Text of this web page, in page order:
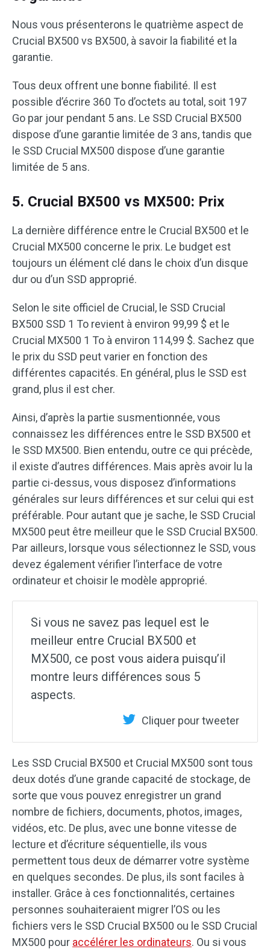
Nous vous présenterons le quatrième aspect de
Crucial BX500 vs BX500, à savoir la fiabilité et la
garantie.
Tous deux offrent une bonne fiabilité. Il est
possible d’écrire 360 To d’octets au total, soit 197
Go par jour pendant 5 ans. Le SSD Crucial BX500
dispose d’une garantie limitée de 3 ans, tandis que
le SSD Crucial MX500 dispose d’une garantie
limitée de 5 ans.
5. Crucial BX500 vs MX500: Prix
La dernière différence entre le Crucial BX500 et le
Crucial MX500 concerne le prix. Le budget est
toujours un élément clé dans le choix d’un disque
dur ou d’un SSD approprié.
Selon le site officiel de Crucial, le SSD Crucial
BX500 SSD 1 To revient à environ 99,99 $ et le
Crucial MX500 1 To à environ 114,99 $. Sachez que
le prix du SSD peut varier en fonction des
différentes capacités. En général, plus le SSD est
grand, plus il est cher.
Ainsi, d’après la partie susmentionnée, vous
connaissez les différences entre le SSD BX500 et
le SSD MX500. Bien entendu, outre ce qui précède,
il existe d’autres différences. Mais après avoir lu la
partie ci-dessus, vous disposez d’informations
générales sur leurs différences et sur celui qui est
préférable. Pour autant que je sache, le SSD Crucial
MX500 peut être meilleur que le SSD Crucial BX500.
Par ailleurs, lorsque vous sélectionnez le SSD, vous
devez également vérifier l’interface de votre
ordinateur et choisir le modèle approprié.
Si vous ne savez pas lequel est le
meilleur entre Crucial BX500 et
MX500, ce post vous aidera puisqu’il
montre leurs différences sous 5
aspects.
Cliquer pour tweeter
Les SSD Crucial BX500 et Crucial MX500 sont tous
deux dotés d’une grande capacité de stockage, de
sorte que vous pouvez enregistrer un grand
nombre de fichiers, documents, photos, images,
vidéos, etc. De plus, avec une bonne vitesse de
lecture et d’écriture séquentielle, ils vous
permettent tous deux de démarrer votre système
en quelques secondes. De plus, ils sont faciles à
installer. Grâce à ces fonctionnalités, certaines
personnes souhaiteraient migrer l’OS ou les
fichiers vers le SSD Crucial BX500 ou le SSD Crucial
MX500 pour accélérer les ordinateurs. Ou si vous